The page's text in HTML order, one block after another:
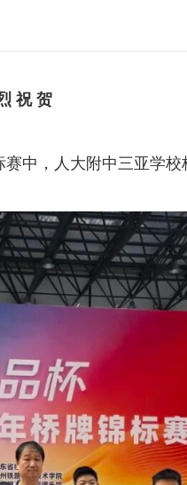
祝 贺
中，人大附中三亚学